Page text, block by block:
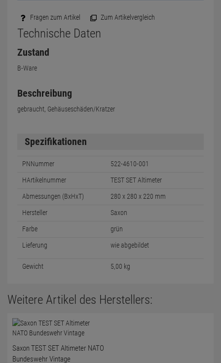
Fragen zum Artikel Zum Artikelvergleich
Technische Daten
Zustand
B-Ware
Beschreibung
gebraucht, Gehäuseschäden/Kratzer
Spezifikationen
PNNummer 522-4610-001
HArtikelnummer TEST SET Altimeter
Abmessungen (BxHxT) 280 x 280 x 220 mm
Hersteller Saxon
Farbe grün
Lieferung wie abgebildet
Gewicht 5,00 kg
Weitere Artikel des Herstellers:
Saxon TEST SET Altimeter NATO
Bundeswehr Vintage